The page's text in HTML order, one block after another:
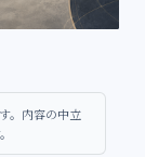
。内容の中立